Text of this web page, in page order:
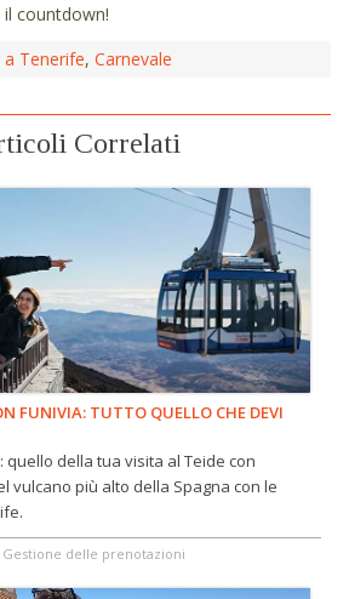
il countdown!
Tenerife, Carnevale
Correlati
FUNIVIA: TUTTO QUELLO CHE DEVI
quello della tua visita al Teide con
vulcano più alto della Spagna con le
delle prenotazioni